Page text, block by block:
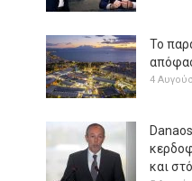
Το
4
και